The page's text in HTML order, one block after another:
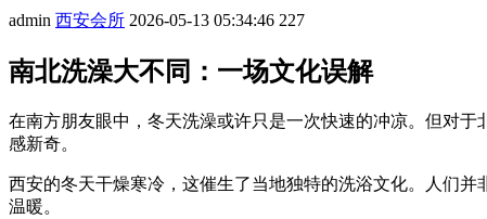
admin 西安会所 2026-05-13 05:34:46 227
南北洗澡大不同：一场文化误解
在南方朋友眼中，冬天洗澡或许只是一次快速的冲凉。但对
感新奇。
西安的冬天干燥寒冷，这催生了当地独特的洗浴文化。人们
温暖。